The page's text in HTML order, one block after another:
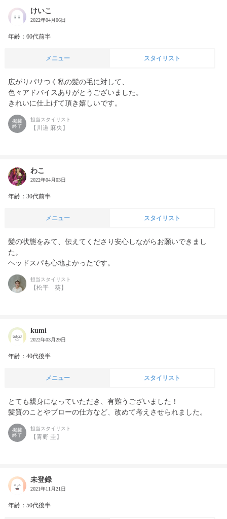
けいこ
2022年04月06日
年齢：60代前半
メニュー スタイリスト
広がりパサつく私の髪の毛に対して、
色々アドバイスありがとうございました。
きれいに仕上げて頂き嬉しいです。
掲載
終了
担当スタイリスト
【川道 麻央】
わこ
2022年04月03日
年齢：30代前半
メニュー スタイリスト
髪の状態をみて、伝えてくださり安心しながらお願いできまし
た。
ヘッドスパも心地よかったです。
担当スタイリスト
【松平 葵】
kumi
2022年03月29日
年齢：40代後半
メニュー スタイリスト
とても親身になっていただき、有難うございました！
髪質のことやブローの仕方など、改めて考えさせられました。
掲載
終了
担当スタイリスト
【青野 圭】
未登録
2021年11月21日
年齢：50代後半